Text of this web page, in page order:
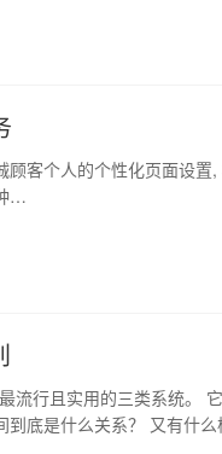
个人的个性化页面设置,
…
流行且实用的三类系统。
到底是什么关系？ 又有什